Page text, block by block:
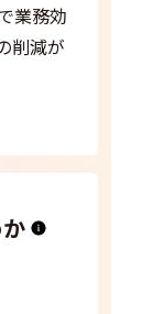
業務効
削減が